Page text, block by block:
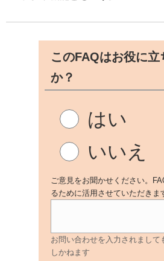
このFAQはお役に立
か？
はい
いいえ
ご意見をお聞かせください。
るために活用させていただきま
お問い合わせを入力されまして
しかねます